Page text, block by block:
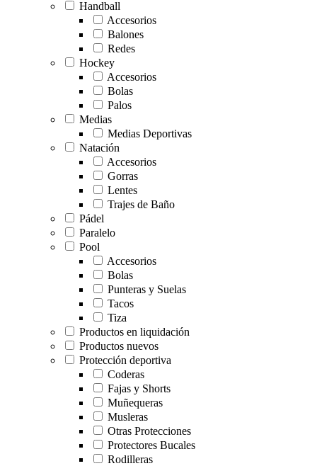
Handball
Accesorios
Balones
Redes
Hockey
Accesorios
Bolas
Palos
Medias
Medias Deportivas
Natación
Accesorios
Gorras
Lentes
Trajes de Baño
Pádel
Paralelo
Pool
Accesorios
Bolas
Punteras y Suelas
Tacos
Tiza
Productos en liquidación
Productos nuevos
Protección deportiva
Coderas
Fajas y Shorts
Muñequeras
Musleras
Otras Protecciones
Protectores Bucales
Rodilleras